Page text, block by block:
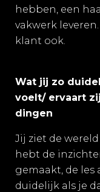
hebben, een
vakwerk leveren.
klant ook.
Wat jij zo
voelt/ ervaart
dingen
Jij ziet de
hebt de
gemaakt, de les
duidelijk als je